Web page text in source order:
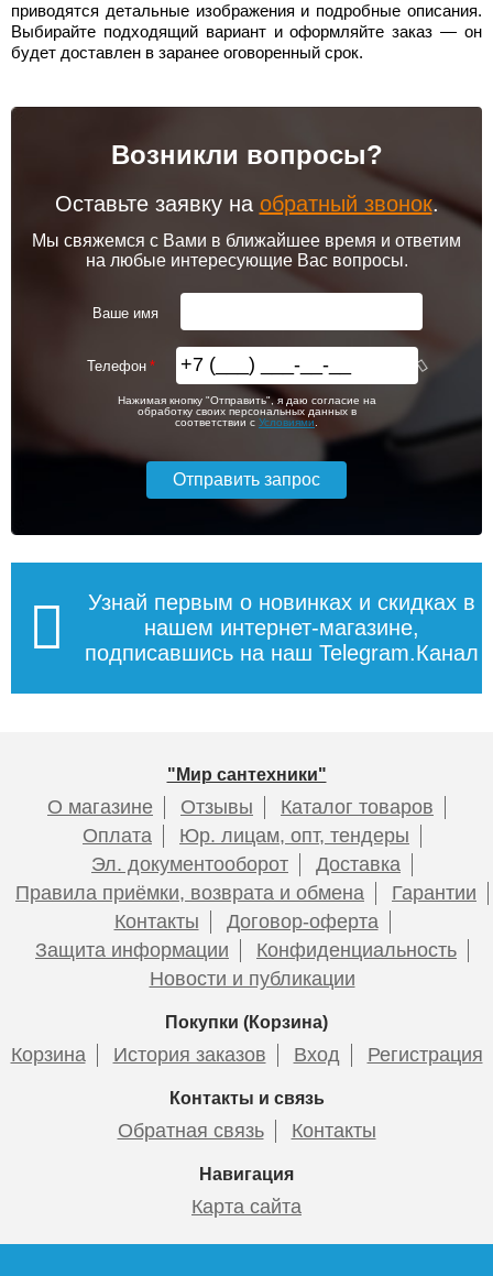
приводятся детальные изображения и подробные описания.
Выбирайте подходящий вариант и оформляйте заказ — он
будет доставлен в заранее оговоренный срок.
Возникли вопросы?
Оставьте заявку на обратный звонок.
Мы свяжемся с Вами в ближайшее время и ответим
на любые интересующие Вас вопросы.
Ваше имя
Телефон
Нажимая кнопку "Отправить", я даю согласие на
обработку своих персональных данных в
соответствии с Условиями
Узнай первым о новинках и скидках в
нашем интернет-магазине,
подписавшись на наш Telegram.Канал
"Мир сантехники"
О магазине Отзывы
Каталог товаров
Оплата
Юр. лицам, опт, тендеры
Эл. документооборот
Доставка
Правила приёмки, возврата и обмена
Гарантии
Контакты
Договор-оферта
Защита информации
Конфиденциальность
Новости и публикации
Покупки (Корзина)
Корзина История заказов Вход Регистрация
Контакты и связь
Обратная связь Контакты
Навигация
Карта сайта